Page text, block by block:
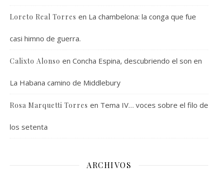
Loreto Real Torres en La chambelona: la conga que fue
casi himno de guerra.
Calixto Alonso en Concha Espina, descubriendo el son en
La Habana camino de Middlebury
Rosa Marquetti Torres en Tema IV… voces sobre el filo de
los setenta
ARCHIVOS